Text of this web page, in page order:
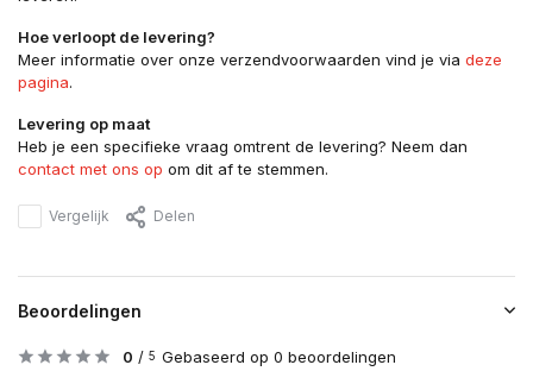
Hoe verloopt de levering?
Meer informatie over onze verzendvoorwaarden vind je via deze
pagina.
Levering op maat
Heb je een specifieke vraag omtrent de levering? Neem dan
contact met ons op om dit af te stemmen.
Vergelijk Delen
Beoordelingen
0 / 5 Gebaseerd op 0 beoordelingen